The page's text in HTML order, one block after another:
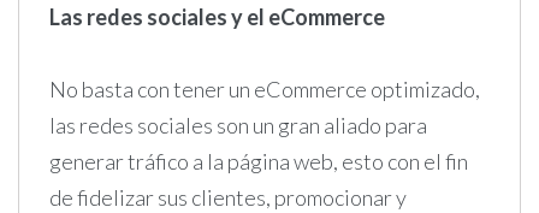
Las redes sociales y el eCommerce
No basta con tener un eCommerce optimizado,
las redes sociales son un gran aliado para
generar tráfico a la página web, esto con el fin
de fidelizar sus clientes, promocionar y